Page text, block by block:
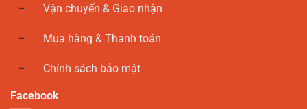
Vận chuyển & Giao nhận
Mua hàng & Thanh toán
Chính sách bảo mật
Facebook